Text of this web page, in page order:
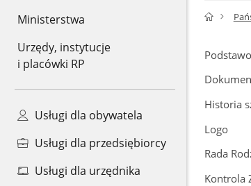
Ministerstwa
Urzędy, instytucje
i placówki RP
Usługi dla obywatela
Usługi dla przedsiębiorcy
Usługi dla urzędnika
Historia
Logo
Rada
Kontrola